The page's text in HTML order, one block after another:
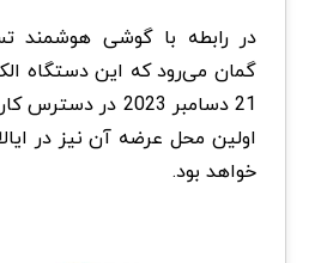
گمان می‌رود که این دستگاه
21 دسامبر 2023 در
اولین محل عرضه آن نیز در
خواهد بود.